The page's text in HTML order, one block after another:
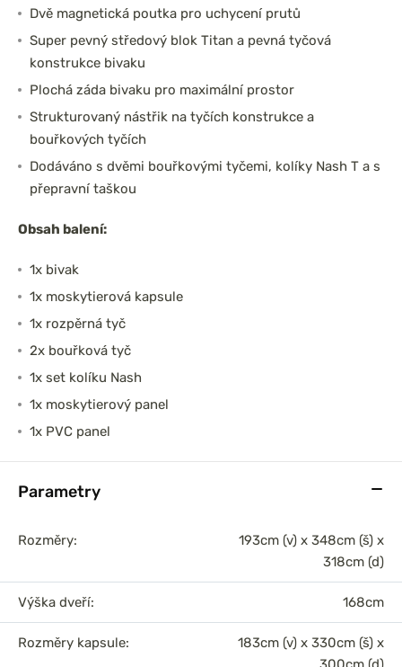
Dvě magnetická poutka pro uchycení prutů
Super pevný středový blok Titan a pevná tyčová
konstrukce bivaku
Plochá záda bivaku pro maximální prostor
Strukturovaný nástřik na tyčích konstrukce a
bouřkových tyčích
Dodáváno s dvěmi bouřkovými tyčemi, kolíky Nash T a s
přepravní taškou
Obsah balení:
1x bivak
1x moskytierová kapsule
1x rozpěrná tyč
2x bouřková tyč
1x set kolíku Nash
1x moskytierový panel
1x PVC panel
Parametry
Rozměry:
193cm (v) x 348cm (š) x
318cm (d)
Výška dveří: 168cm
Rozměry kapsule:
183cm (v) x 330cm (š) x